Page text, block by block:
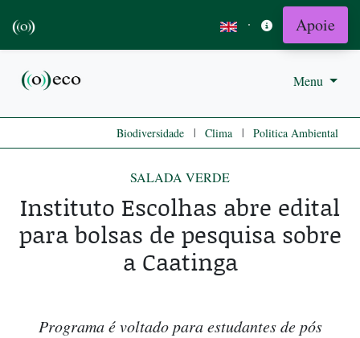
· Apoie
Menu
Biodiversidade | Clima | Politica Ambiental
SALADA VERDE
Instituto Escolhas abre edital
para bolsas de pesquisa sobre
a Caatinga
Programa é voltado para estudantes de pós